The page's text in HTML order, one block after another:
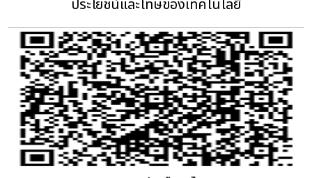
ประโยชน์และโทษของเทคโนโลยี